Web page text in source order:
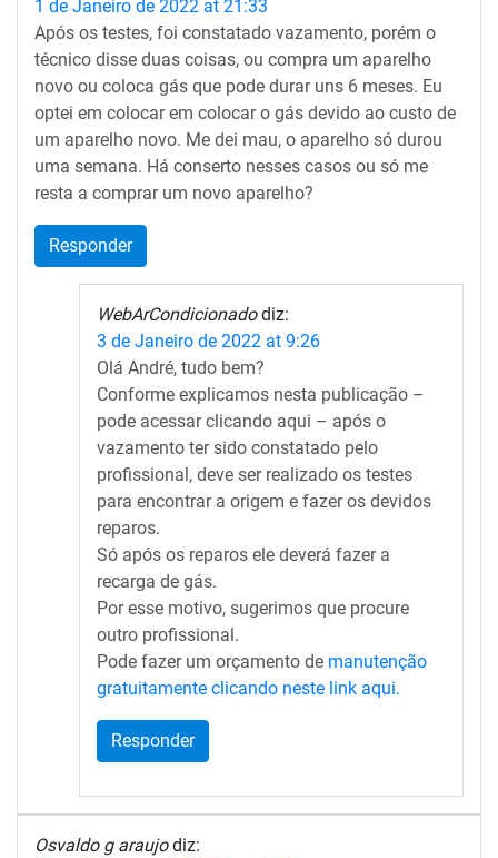
1 de Janeiro de 2022 at 21:33
Após os testes, foi constatado vazamento, porém o
técnico disse duas coisas, ou compra um aparelho
novo ou coloca gás que pode durar uns 6 meses. Eu
optei em colocar em colocar o gás devido ao custo de
um aparelho novo. Me dei mau, o aparelho só durou
uma semana. Há conserto nesses casos ou só me
resta a comprar um novo aparelho?
Responder
WebArCondicionado diz:
3 de Janeiro de 2022 at 9:26
Olá André, tudo bem?
Conforme explicamos nesta publicação –
pode acessar clicando aqui – após o
vazamento ter sido constatado pelo
profissional, deve ser realizado os testes
para encontrar a origem e fazer os devidos
reparos.
Só após os reparos ele deverá fazer a
recarga de gás.
Por esse motivo, sugerimos que procure
outro profissional.
Pode fazer um orçamento de manutenção
gratuitamente clicando neste link aqui.
Responder
Osvaldo g araujo diz: